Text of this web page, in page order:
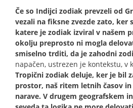
Če so Indijci zodiak prevzeli od
vezali na fiksne zvezde zato, ker
katere je zodiak izviral v našem
okolju preprosto ni mogla
smiselno trditi, da je zahodni
napačen, ustrezen je kontekstu, v
Tropični zodiak deluje, ker je bil
prostor, naš ritem letnih časov in
narave. V drugem geografskem